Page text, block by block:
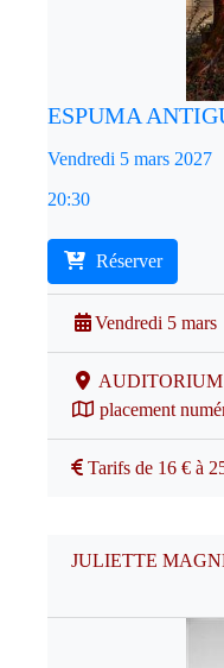
ESPUMA
Vendredi 5 mars 2027
20:30
Réserver
Vendredi 5 mars
placement
Tarifs de 16 € à
JULIETTE